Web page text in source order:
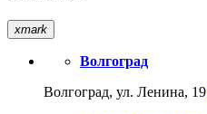
xmark
Волгоград
Волгоград, ул. Ленина, 19